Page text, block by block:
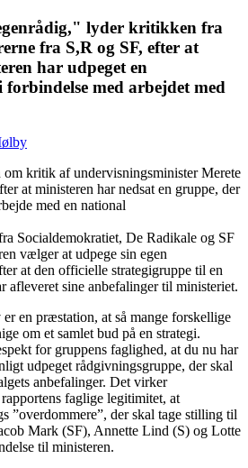
lyder kritikken fra
fra S,R og SF, efter at
har udpeget en
med arbejdet med
om kritik af undervisningsminister Merete
at ministeren har nedsat en gruppe, der
med en national
Socialdemokratiet, De Radikale og SF
vælger at udpege sin egen
at den officielle strategigruppe til en
afleveret sine anbefalinger til ministeriet.
en præstation, at så mange forskellige
om et samlet bud på en strategi.
for gruppens faglighed, at du nu har
udpeget rådgivningsgruppe, der skal
anbefalinger. Det virker
faglige legitimitet, at
”overdommere”, der skal tage stilling til
Mark (SF), Annette Lind (S) og Lotte
til ministeren.